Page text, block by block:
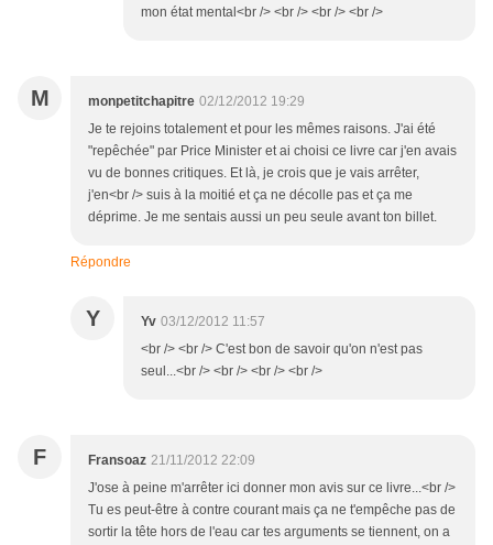
mon état mental<br /> <br /> <br /> <br />
M monpetitchapitre 02/12/2012 19:29
Je te rejoins totalement et pour les mêmes raisons. J'ai été
"repêchée" par Price Minister et ai choisi ce livre car j'en avais
vu de bonnes critiques. Et là, je crois que je vais arrêter,
j'en<br /> suis à la moitié et ça ne décolle pas et ça me
déprime. Je me sentais aussi un peu seule avant ton billet.
Répondre
Y Yv 03/12/2012 11:57
<br /> <br /> C'est bon de savoir qu'on n'est pas
seul...<br /> <br /> <br /> <br />
F Fransoaz 21/11/2012 22:09
J'ose à peine m'arrêter ici donner mon avis sur ce livre...<br />
Tu es peut-être à contre courant mais ça ne t'empêche pas de
sortir la tête hors de l'eau car tes arguments se tiennent, on a